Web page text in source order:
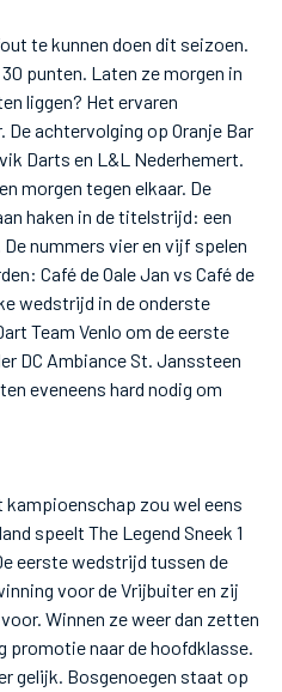
te kunnen doen dit seizoen.
punten. Laten ze morgen in
liggen? Het ervaren
achtervolging op Oranje Bar
Darts en L&L Nederhemert.
morgen tegen elkaar. De
haken in de titelstrijd: een
nummers vier en vijf spelen
Café de Oale Jan vs Café de
wedstrijd in de onderste
Team Venlo om de eerste
DC Ambiance St. Janssteen
eveneens hard nodig om
zou wel eens
speelt The Legend Sneek 1
eerste wedstrijd tussen de
voor de Vrijbuiter en zij
Winnen ze weer dan zetten
promotie naar de hoofdklasse.
gelijk. Bosgenoegen staat op